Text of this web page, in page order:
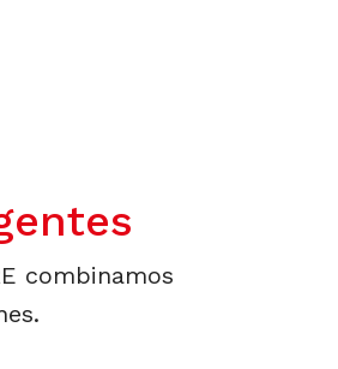
combinamos